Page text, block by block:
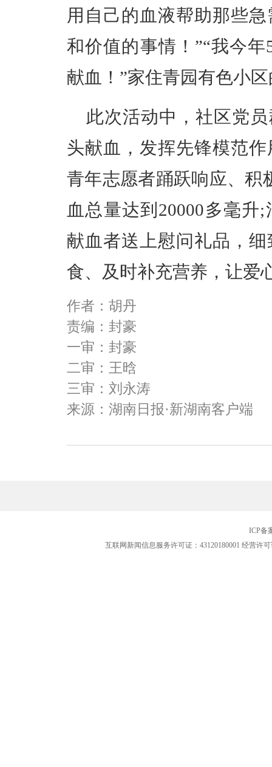
用自己的血液帮助那些
和价值的事情！”“我今
献血！”家住青园有色小
此次活动中，社区党
头献血，发挥先锋模范
青年志愿者踊跃响应、积
血总量达到20000多毫
献血者送上慰问礼品，
食、及时补充营养，让爱
作者：胡丹
责编：封豪
一审：封豪
二审：王晗
三审：刘永涛
来源：湖南日报·新湖南客户端
ICP备
互联网新闻信息服务许可证：43120180001 经营许可